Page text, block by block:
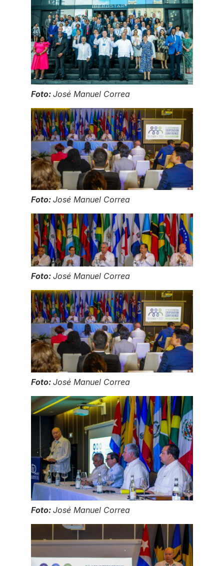
Foto: José Manuel Correa
Foto: José Manuel Correa
Foto: José Manuel Correa
Foto: José Manuel Correa
Foto: José Manuel Correa